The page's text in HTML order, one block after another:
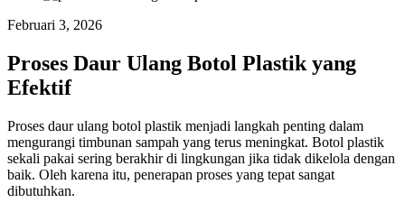
Februari 3, 2026
Proses Daur Ulang Botol Plastik yang
Efektif
Proses daur ulang botol plastik menjadi langkah penting dalam
mengurangi timbunan sampah yang terus meningkat. Botol plastik
sekali pakai sering berakhir di lingkungan jika tidak dikelola dengan
baik. Oleh karena itu, penerapan proses yang tepat sangat
dibutuhkan.